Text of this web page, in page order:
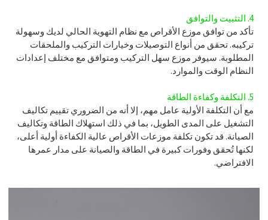
4. التثبيت والتوافق
تأكد من توافق موزع الأقراص مع نظام التهوية الحالي لديك وسهولة
تركيبه. تحقق من أنواع التوصيلات وخيارات التركيب والملحقات
المطلوبة. سيوفر موزع سهل التركيب ومتوافق مع مختلف إعدادات
النظام الوقت والموارد.
5. التكلفة وكفاءة الطاقة
مع أن التكلفة الأولية عامل مهم، إلا أنه من الضروري تقييم تكاليف
التشغيل على المدى الطويل، بما في ذلك استهلاك الطاقة وتكاليف
الصيانة. قد تكون تكلفة موزعات الأقراص عالية الكفاءة أولية أعلى،
لكنها تُحقق وفورات كبيرة في الطاقة والصيانة على مدار عمرها
الافتراضي.